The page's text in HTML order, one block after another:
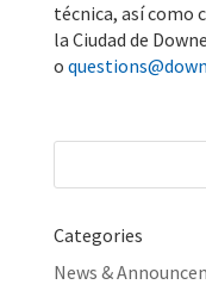
técnica, así como
la Ciudad de
o
Categories
News &